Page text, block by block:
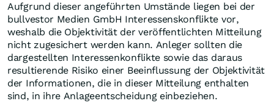
Aufgrund dieser angeführten Umstände liegen bei der
bullvestor Medien GmbH Interessenskonflikte vor,
weshalb die Objektivität der veröffentlichten Mitteilung
nicht zugesichert werden kann. Anleger sollten die
dargestellten Interessenkonflikte sowie das daraus
resultierende Risiko einer Beeinflussung der Objektivität
der Informationen, die in dieser Mitteilung enthalten
sind, in ihre Anlageentscheidung einbeziehen.